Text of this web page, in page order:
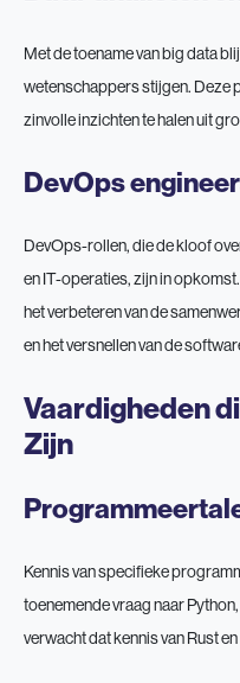
Met de toename van big data
wetenschappers stijgen. Deze
zinvolle inzichten te halen uit
DevOps
DevOps-rollen, die de kloof
en IT-operaties, zijn in
het verbeteren van de
en het versnellen van de
Vaardigheden
Zijn
Kennis van specifieke
toenemende vraag naar
verwacht dat kennis van Rust